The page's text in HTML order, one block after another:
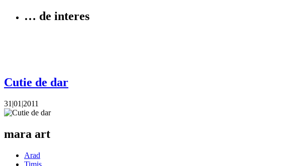
… de interes
Cutie de dar
31|01|2011
mara art
Arad
Timis